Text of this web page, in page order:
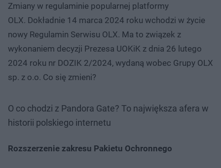
Zmiany w regulaminie popularnej platformy
OLX. Dokładnie 14 marca 2024 roku wchodzi w życie
nowy Regulamin Serwisu OLX. Ma to związek z
wykonaniem decyzji Prezesa UOKiK z dnia 26 lutego
2024 roku nr DOZIK 2/2024, wydaną wobec Grupy OLX
sp. z o.o. Co się zmieni?
O co chodzi z Pandora Gate? To największa afera w
historii polskiego internetu
Rozszerzenie zakresu Pakietu Ochronnego